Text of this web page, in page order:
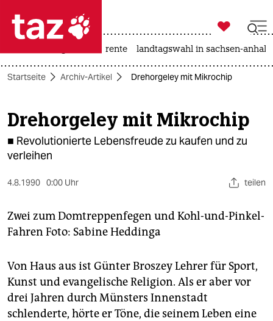
 taz zahl ich
taz zahl ich
themen
politik
kultur
berlin
nord

taz zahl ich
rente landtagswahl in sachsen-anhalt
Startseite Archiv-Artikel Drehorgeley mit Mikrochip
Drehorgeley mit Mikrochip
■ Revolutionierte Lebensfreude zu kaufen und zu
verleihen
4.8.1990 0:00 Uhr teilen
Zwei zum Domtreppenfegen und Kohl-und-Pinkel-
Fahren Foto: Sabine Heddinga
Von Haus aus ist Günter Broszey Lehrer für Sport,
Kunst und evangelische Religion. Als er aber vor
drei Jahren durch Münsters Innenstadt
schlenderte, hörte er Töne, die seinem Leben eine